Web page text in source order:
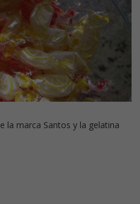
la marca Santos y la gelatina